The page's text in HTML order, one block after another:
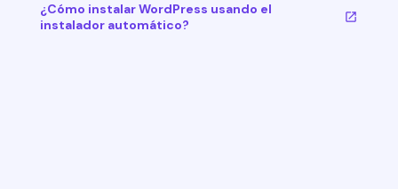
¿Cómo instalar WordPress usando el
instalador automático?